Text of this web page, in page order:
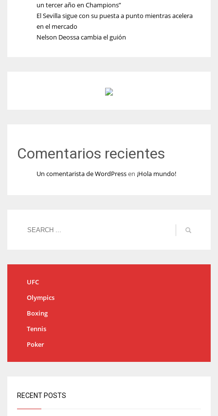
un tercer año en Champions”
El Sevilla sigue con su puesta a punto mientras acelera
en el mercado
Nelson Deossa cambia el guión
Comentarios recientes
Un comentarista de WordPressen ¡Hola mundo!
UFC
Olympics
Boxing
Tennis
Poker
RECENT POSTS